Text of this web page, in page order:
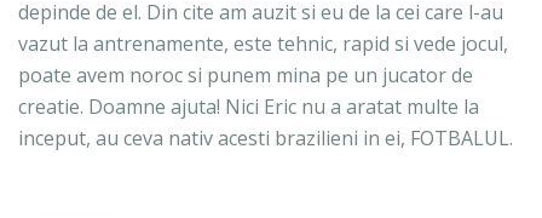
depinde de el. Din cite am auzit si eu de la cei care l-au
vazut la antrenamente, este tehnic, rapid si vede jocul,
poate avem noroc si punem mina pe un jucator de
creatie. Doamne ajuta! Nici Eric nu a aratat multe la
inceput, au ceva nativ acesti brazilieni in ei, FOTBALUL.